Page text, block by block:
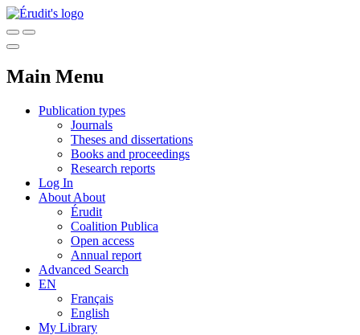
Main Menu
Publication types
Journals
Theses and dissertations
Books and proceedings
Research reports
Log In
About About
Érudit
Coalition Publica
Open access
Annual report
Advanced Search
EN
Français
English
My Library